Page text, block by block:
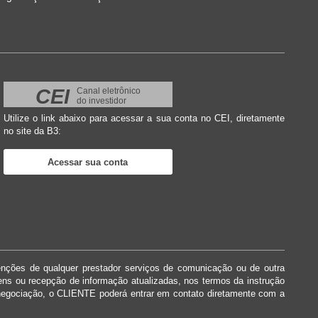
CEI
Canal eletrônico
do investidor
Utilize o link abaixo para acessar a sua conta no CEI, diretamente
no site da B3:
Acessar sua conta
de qualquer prestador serviços de comunicação ou de outra
ou recepção de informação atualizadas, nos termos da instrução
o CLIENTE poderá entrar em contato diretamente com a